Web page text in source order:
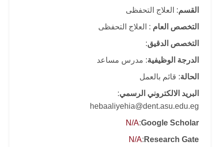
القسم: العلاج التحفظى
التخصص العام : العلاج التحفظى
التخصص الدقيق:
الدرجة الوظيفية: مدرس مساعد
الحالة: قائم بالعمل
البريد الالكتروني الرسمي:
hebaaliyehia@dent.asu.edu.eg
Google Scholar
:
N/A
Research Gate
:
N/A